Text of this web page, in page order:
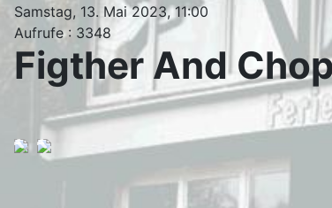
Samstag, 13. Mai 2023, 11:00
Aufrufe: 3348
Figther And